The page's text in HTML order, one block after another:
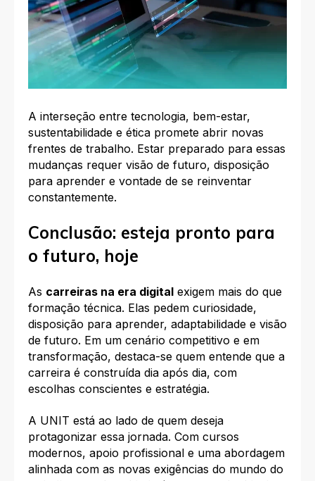
A interseção entre tecnologia, bem-estar,
sustentabilidade e ética promete abrir novas
frentes de trabalho. Estar preparado para essas
mudanças requer visão de futuro, disposição
para aprender e vontade de se reinventar
constantemente.
Conclusão: esteja pronto para
o futuro, hoje
As carreiras na era digital exigem mais do que
formação técnica. Elas pedem curiosidade,
disposição para aprender, adaptabilidade e visão
de futuro. Em um cenário competitivo e em
transformação, destaca-se quem entende que a
carreira é construída dia após dia, com
escolhas conscientes e estratégia.
A UNIT está ao lado de quem deseja
protagonizar essa jornada. Com cursos
modernos, apoio profissional e uma abordagem
alinhada com as novas exigências do mundo do